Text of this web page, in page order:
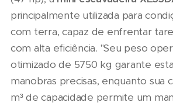
principalmente utilizada para
com terra, capaz de enfrentar
com alta eficiência. "Seu peso
otimizado de 5750 kg garante
manobras precisas, enquanto sua
m³ de capacidade permite um